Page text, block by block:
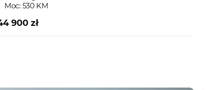
Moc: 530 KM
900 zł